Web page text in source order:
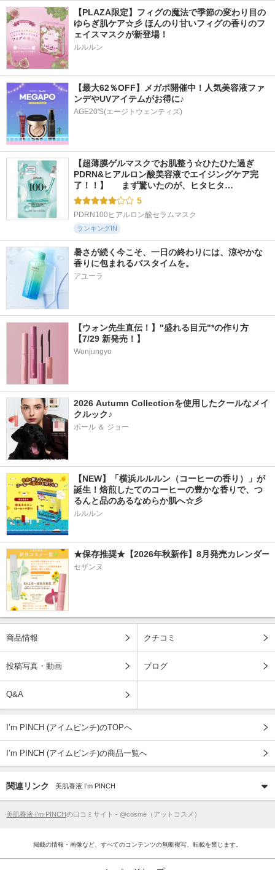
【PLAZA限定】フィグの魔法で季節の変わり目の
ゆらぎ肌ケア☆彡 ほんのり甘いフィグの香りのフ
ェイスマスクが新登場！
ルルルン
【最大62％OFF】メガポ開催中！人気美容液ファ
ンデやUVアイテムがお得に♪
AGE20'S(エージトウェンティズ)
【超薄膜ゲルマスクでお肌整う☆ひたひた過ぎ
PDRN&ヒアルロン酸美容液でエイジングケア完
了！！】  　まず驚いたのが、ヒタヒタ…
5
PDRN100ヒアルロン酸セラムマスク
ランキングIN
暑さが続く今こそ、一日の終わりには、涼やかな
香りに包まれるバスタイムを。
アユーラ
【ウォン先生直伝！】"盛れる目元"*の作り方
【7/29 新発売！】
Wonjungyo
2026 Autumn Collectionを使用したクールなメイ
クルック♪
ポール ＆ ジョー
【NEW】「横浜ルルルン（コーヒーの香り）」が
誕生！焙煎したてのコーヒーの豊かな香りで、つ
るんと品のあるなめらか肌へ☆彡
ルルルン
★保存推奨★【2026年秋新作】8月発売カレンダー
セザンヌ
商品情報 クチコミ
投稿写真・動画 ブログ
Q&A
I’m PINCH (アイムピンチ)のTOPへ
I’m PINCH (アイムピンチ)の商品一覧へ
関連リンク 美肌養液 I’m PINCH
美肌養液 I’m PINCHの口コミサイト - @cosme（アットコスメ）
掲載の情報・画像など、すべてのコンテンツの無断複写、転載を禁じます。